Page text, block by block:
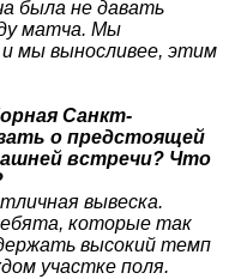
была не давать
матча. Мы
мы выносливее, этим
Санкт-
о предстоящей
встречи? Что
вывеска.
которые так
высокий темп
участке поля.